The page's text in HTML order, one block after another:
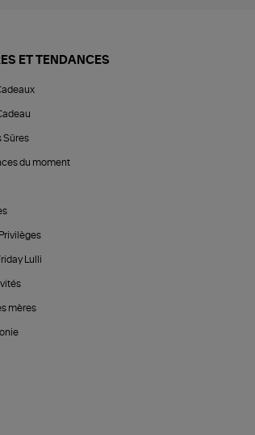
ET TENDANCES
Sûres
du moment
Lulli
mères